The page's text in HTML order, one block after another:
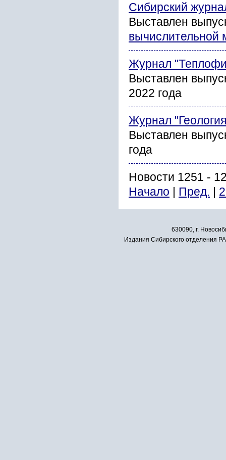
Сибирский
Выставлен
вычислительной
Журнал
Выставлен
2022 года
Журнал
Выставлен
года
Новости 1251 -
Начало | Пред. |
630090, г.
Издания Сибирского отделения